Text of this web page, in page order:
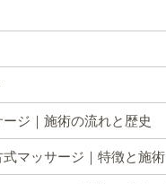
ジ｜施術の流れと歴史
マッサージ｜特徴と施術